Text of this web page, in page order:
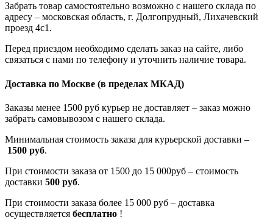
Забрать товар самостоятельно возможно с нашего склада по
адресу – московская область, г. Долгопрудный, Лихачевский
проезд 4с1.
Перед приездом необходимо сделать заказ на сайте, либо
связаться с нами по телефону и уточнить наличие товара.
Доставка по Москве (в пределах МКАД)
Заказы менее 1500 руб курьер не доставляет – заказ можно
забрать самовывозом с нашего склада.
Минимальная стоимость заказа для курьерской доставки –
1500 руб.
При стоимости заказа от 1500 до 15 000руб – стоимость
доставки 500 руб.
При стоимости заказа более 15 000 руб – доставка
осуществляется бесплатно !